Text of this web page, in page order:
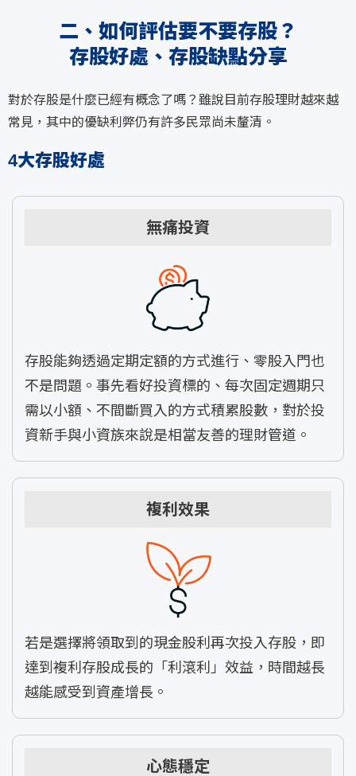
二、如何評估要不要存股？
存股好處、存股缺點分享
對於存股是什麼已經有概念了嗎？雖說目前存股理財越來越
常見，其中的優缺利弊仍有許多民眾尚未釐清。
4大存股好處
無痛投資
存股能夠透過定期定額的方式進行、零股入門也
不是問題。事先看好投資標的、每次固定週期只
需以小額、不間斷買入的方式積累股數，對於投
資新手與小資族來說是相當友善的理財管道。
複利效果
若是選擇將領取到的現金股利再次投入存股，即
達到複利存股成長的「利滾利」效益，時間越長
越能感受到資產增長。
心態穩定